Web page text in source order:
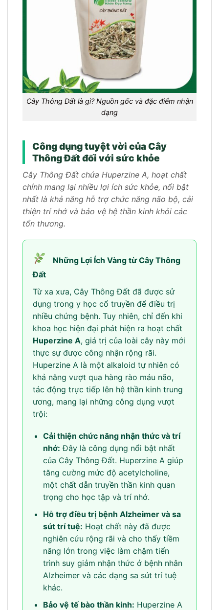
Cây Thông Đất là gì? Nguồn gốc và đặc điểm nhận
dạng
Công dụng tuyệt vời của Cây
Thông Đất đối với sức khỏe
Cây Thông Đất chứa Huperzine A, hoạt chất
chính mang lại nhiều lợi ích sức khỏe, nổi bật
nhất là khả năng hỗ trợ chức năng não bộ, cải
thiện trí nhớ và bảo vệ hệ thần kinh khỏi các
tổn thương.
Những Lợi Ích Vàng từ Cây Thông
Đất
Từ xa xưa, Cây Thông Đất đã được sử
dụng trong y học cổ truyền để điều trị
nhiều chứng bệnh. Tuy nhiên, chỉ đến khi
khoa học hiện đại phát hiện ra hoạt chất
Huperzine A, giá trị của loài cây này mới
thực sự được công nhận rộng rãi.
Huperzine A là một alkaloid tự nhiên có
khả năng vượt qua hàng rào máu não,
tác động trực tiếp lên hệ thần kinh trung
ương, mang lại những công dụng vượt
trội:
Cải thiện chức năng nhận thức và trí
nhớ: Đây là công dụng nổi bật nhất
của Cây Thông Đất. Huperzine A giúp
tăng cường mức độ acetylcholine,
một chất dẫn truyền thần kinh quan
trọng cho học tập và trí nhớ.
Hỗ trợ điều trị bệnh Alzheimer và sa
sút trí tuệ: Hoạt chất này đã được
nghiên cứu rộng rãi và cho thấy tiềm
năng lớn trong việc làm chậm tiến
trình suy giảm nhận thức ở bệnh nhân
Alzheimer và các dạng sa sút trí tuệ
khác.
Bảo vệ tế bào thần kinh: Huperzine A